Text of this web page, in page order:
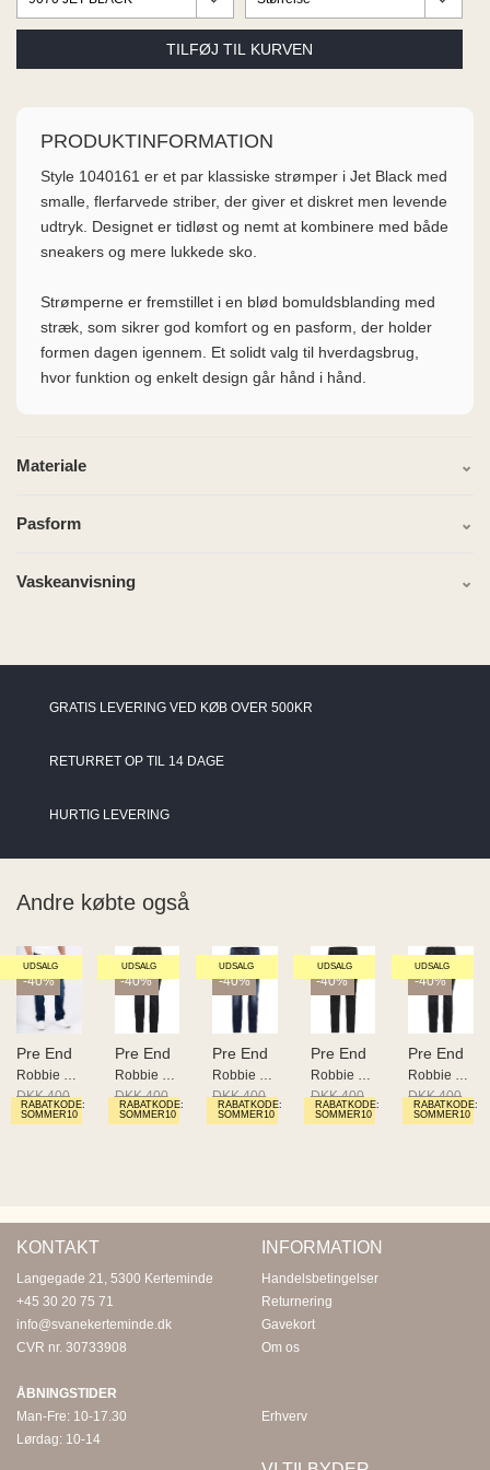
M
PRODUKTINFORMATION
Style 1040161 er et par klassiske strømper i Jet Black med
smalle, flerfarvede striber, der giver et diskret men levende
udtryk. Designet er tidløst og nemt at kombinere med både
sneakers og mere lukkede sko.
Strømperne er fremstillet i en blød bomuldsblanding med
stræk, som sikrer god komfort og en pasform, der holder
formen dagen igennem. Et solidt valg til hverdagsbrug,
hvor funktion og enkelt design går hånd i hånd.
Materiale
Pasform
Vaskeanvisning
GRATIS LEVERING VED KØB OVER 500KR
RETURRET OP TIL 14 DAGE
HURTIG LEVERING
Andre købte også
UDSALG
RABATKODE:
SOMMER10
-40%
Pre End
DKK 400
DKK 240
UDSALG
RABATKODE:
SOMMER10
-40%
Pre End
DKK 400
DKK 240
UDSALG
RABATKODE:
SOMMER10
-40%
Pre End
DKK 400
DKK 240
UDSALG
RABATKODE:
SOMMER10
-40%
Pre End
DKK 400
DKK 240
UDSALG
RABATKODE:
SOMMER10
-40%
Pre End
DKK 400
DKK 240
KONTAKT
Langegade 21, 5300 Kerteminde
+45 30 20 75 71
info@svanekerteminde.dk
CVR nr. 30733908
ÅBNINGSTIDER
Man-Fre: 10-17.30
Lørdag: 10-14
INFORMATION
Handelsbetingelser
Returnering
Gavekort
Om os
Erhverv